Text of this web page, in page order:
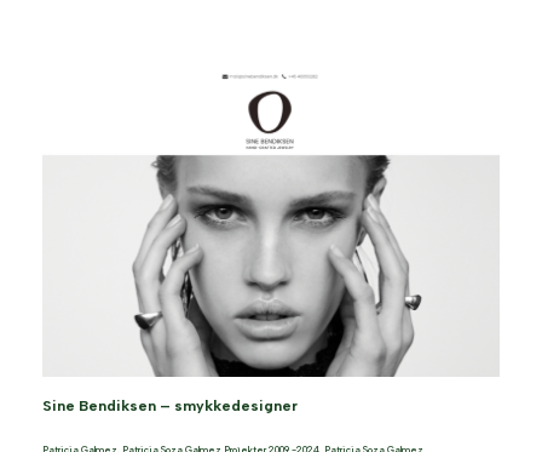
Sine Bendiksen – smykkedesigner
Patricia Galmez Patricia Soza Galmez Projekter 2009 -2024 Patricia Soza Galmez